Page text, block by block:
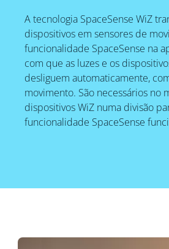
A tecnologia SpaceSense WiZ
dispositivos em sensores de
funcionalidade SpaceSense na
com que as luzes e os
desliguem automaticamente,
movimento. São necessários no
dispositivos WiZ numa divisão
funcionalidade SpaceSense